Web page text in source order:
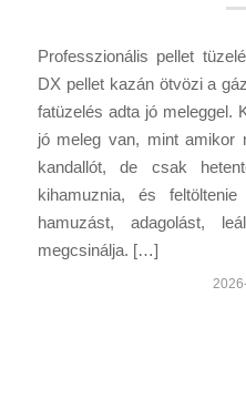
Professzionális pellet
DX pellet kazán ötvözi a
fatüzelés adta jó meleggel.
jó meleg van, mint amikor
kandallót, de csak
kihamuznia, és
hamuzást, adagolást,
megcsinálja. […]